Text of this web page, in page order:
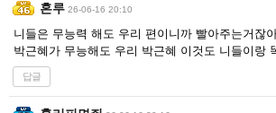
혼루 26-06-16 20:10
니들은 무능력 해도 우리 편이니까 빨아주는거잖
박근혜가 무능해도 우리 박근혜 이것도 니들이랑
답글